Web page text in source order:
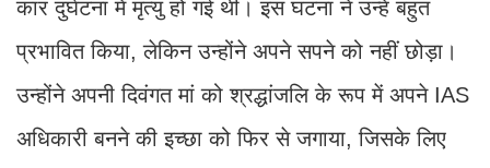
कार दुर्घटना में मृत्यु हो गई थी। इस घटना ने उन्हें बहुत
प्रभावित किया, लेकिन उन्होंने अपने सपने को नहीं छोड़ा।
उन्होंने अपनी दिवंगत मां को श्रद्धांजलि के रूप में अपने IAS
अधिकारी बनने की इच्छा को फिर से जगाया, जिसके लिए